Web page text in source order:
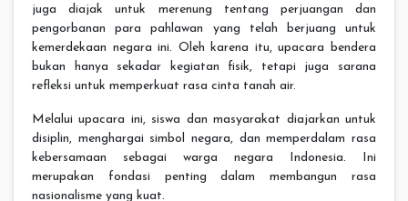
juga diajak untuk merenung tentang perjuangan dan
pengorbanan para pahlawan yang telah berjuang untuk
kemerdekaan negara ini. Oleh karena itu, upacara bendera
bukan hanya sekadar kegiatan fisik, tetapi juga sarana
refleksi untuk memperkuat rasa cinta tanah air.
Melalui upacara ini, siswa dan masyarakat diajarkan untuk
disiplin, menghargai simbol negara, dan memperdalam rasa
kebersamaan sebagai warga negara Indonesia. Ini
merupakan fondasi penting dalam membangun rasa
nasionalisme yang kuat.